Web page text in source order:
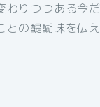
りつつある今
の醍醐味を伝